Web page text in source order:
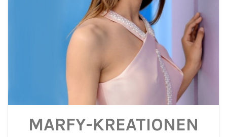
MARFY-KREATIONEN